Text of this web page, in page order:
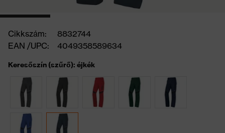
Cikkszám:
8832744
EAN /UPC:
4049358589634
Keresőszín (szűrő): éjkék